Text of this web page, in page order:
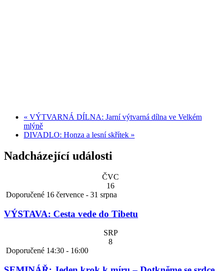
« VÝTVARNÁ DÍLNA: Jarní výtvarná dílna ve Velkém
mlýně
DIVADLO: Honza a lesní skřítek »
Nadcházející události
ČVC
16
Doporučené 16 července - 31 srpna
VÝSTAVA: Cesta vede do Tibetu
SRP
8
Doporučené 14:30 - 16:00